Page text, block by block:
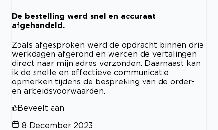
De bestelling werd snel en accuraat
afgehandeld.
Zoals afgesproken werd de opdracht binnen drie
werkdagen afgerond en werden de vertalingen
direct naar mijn adres verzonden. Daarnaast kan
ik de snelle en effectieve communicatie
opmerken tijdens de bespreking van de order-
en arbeidsvoorwaarden.
Beveelt aan
8 December 2023